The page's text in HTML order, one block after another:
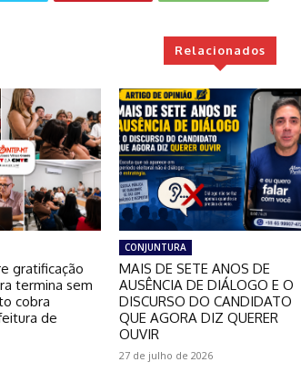
Relacionados
gratificação
termina sem
cobra
de
CONJUNTURA
MAIS DE SETE ANOS DE
AUSÊNCIA DE DIÁLOGO E O
DISCURSO DO CANDIDATO
QUE AGORA DIZ QUERER
OUVIR
27 de julho de 2026